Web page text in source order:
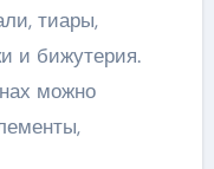
тиары,
и бижутерия.
можно